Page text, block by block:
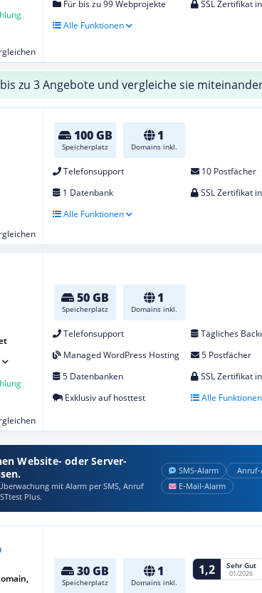
Für bis zu 99 Webprojekte
SSL Zertifikat
Alle Funktionen
zu 3 Angebote und vergleiche sie
100 GB
Speicherplatz
1
Domains inkl.
Telefonsupport
10 Postfächer
1 Datenbank
SSL Zertifikat
Alle Funktionen
50 GB
Speicherplatz
1
Domains inkl.
Telefonsupport
Tägliches
Managed WordPress Hosting
5 Postfächer
5 Datenbanken
SSL Zertifikat
Exklusiv auf hosttest
Alle Funktionen
Website- oder Server-
mit Alarm per SMS, Anruf
Plus.
SMS‑Alarm
E‑Mail‑Alarm
30 GB
Speicherplatz
1
Domains inkl.
1,2 Sehr Gut
01/2026